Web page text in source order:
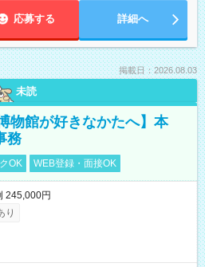
応募する 詳細へ
掲載日：2026.08.03
未読
物館が好きなかたへ】本
務
OK WEB登録・面接OK
245,000円
り